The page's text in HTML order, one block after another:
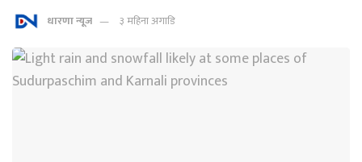
धारणा न्यूज ३ महिना अगाडि